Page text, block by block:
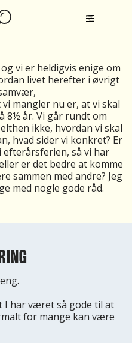
vi er heldigvis enige om
livet herefter i øvrigt
mangler nu er, at vi skal
8½ år. Vi går rundt om
ikke, hvordan vi skal
hvad sider vi konkret? Er
efterårsferien, så vi har
er det bedre at komme
sammen med andre? Jeg
med nogle gode råd.
I har været så gode til at
for mange kan være